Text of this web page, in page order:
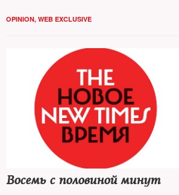
OPINION, WEB EXCLUSIVE
Восемь с половиной минут